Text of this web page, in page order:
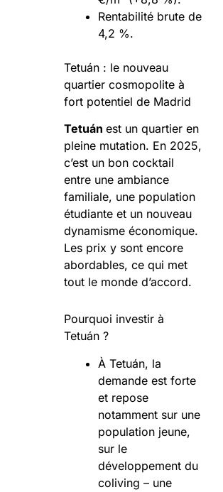
Rentabilité brute de
4,2 %.
Tetuán : le nouveau
quartier cosmopolite à
fort potentiel de Madrid
Tetuán est un quartier en
pleine mutation. En 2025,
c’est un bon cocktail
entre une ambiance
familiale, une population
étudiante et un nouveau
dynamisme économique.
Les prix y sont encore
abordables, ce qui met
tout le monde d’accord.
Pourquoi investir à
Tetuán ?
À Tetuán, la
demande est forte
et repose
notamment sur une
population jeune,
sur le
développement du
coliving – une